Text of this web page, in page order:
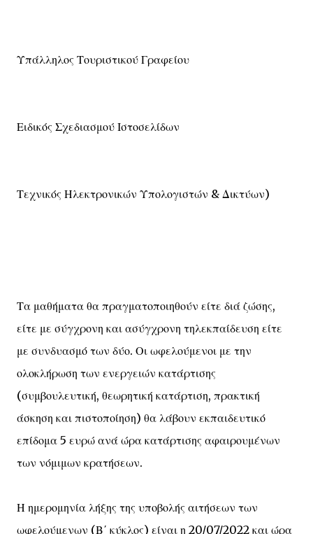
Υπάλληλος Τουριστικού Γραφείου
Ειδικός Σχεδιασμού Ιστοσελίδων
Τεχνικός Ηλεκτρονικών Υπολογιστών & Δικτύων)
Τα μαθήματα θα πραγματοποιηθούν είτε διά ζώσης,
είτε με σύγχρονη και ασύγχρονη τηλεκπαίδευση είτε
με συνδυασμό των δύο. Οι ωφελούμενοι με την
ολοκλήρωση των ενεργειών κατάρτισης
(συμβουλευτική, θεωρητική κατάρτιση, πρακτική
άσκηση και πιστοποίηση) θα λάβουν εκπαιδευτικό
επίδομα 5 ευρώ ανά ώρα κατάρτισης αφαιρουμένων
των νόμιμων κρατήσεων.
Η ημερομηνία λήξης της υποβολής αιτήσεων των
ωφελούμενων (Β΄ κύκλος) είναι η 20/07/2022 και ώρα